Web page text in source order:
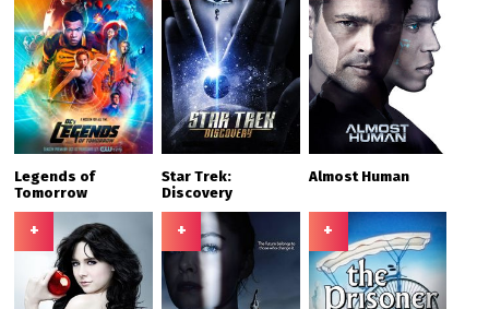
Legends of
Tomorrow
Star Trek:
Discovery
Almost Human
+ + +